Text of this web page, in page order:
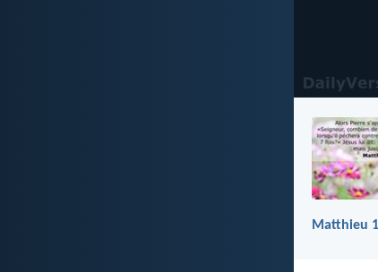
Matthieu